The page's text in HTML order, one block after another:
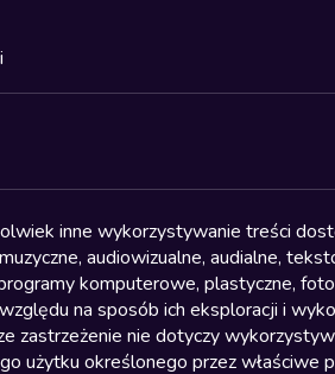
inne wykorzystywanie treści
audiowizualne, audialne,
komputerowe, plastyczne,
na sposób ich eksploracji i
zastrzeżenie nie dotyczy
użytku określonego przez właściwe